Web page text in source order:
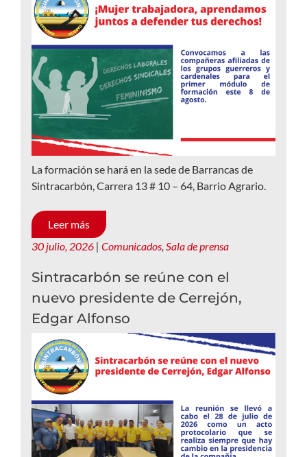
La formación se hará en la sede de Barrancas de
Sintracarbón, Carrera 13 # 10 – 64, Barrio Agrario.
Leer más
30 julio, 2026 | Comunicados, Sala de prensa
Sintracarbón se reúne con el
nuevo presidente de Cerrejón,
Edgar Alfonso